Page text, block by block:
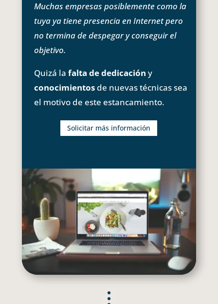
Muchas empresas posiblemente como la
tuya ya tiene presencia en Internet pero
no termina de despegar y conseguir el
objetivo.
Quizá la falta de dedicación y
conocimientosde nuevas técnicas sea
el motivo de este estancamiento.
Solicitar más información